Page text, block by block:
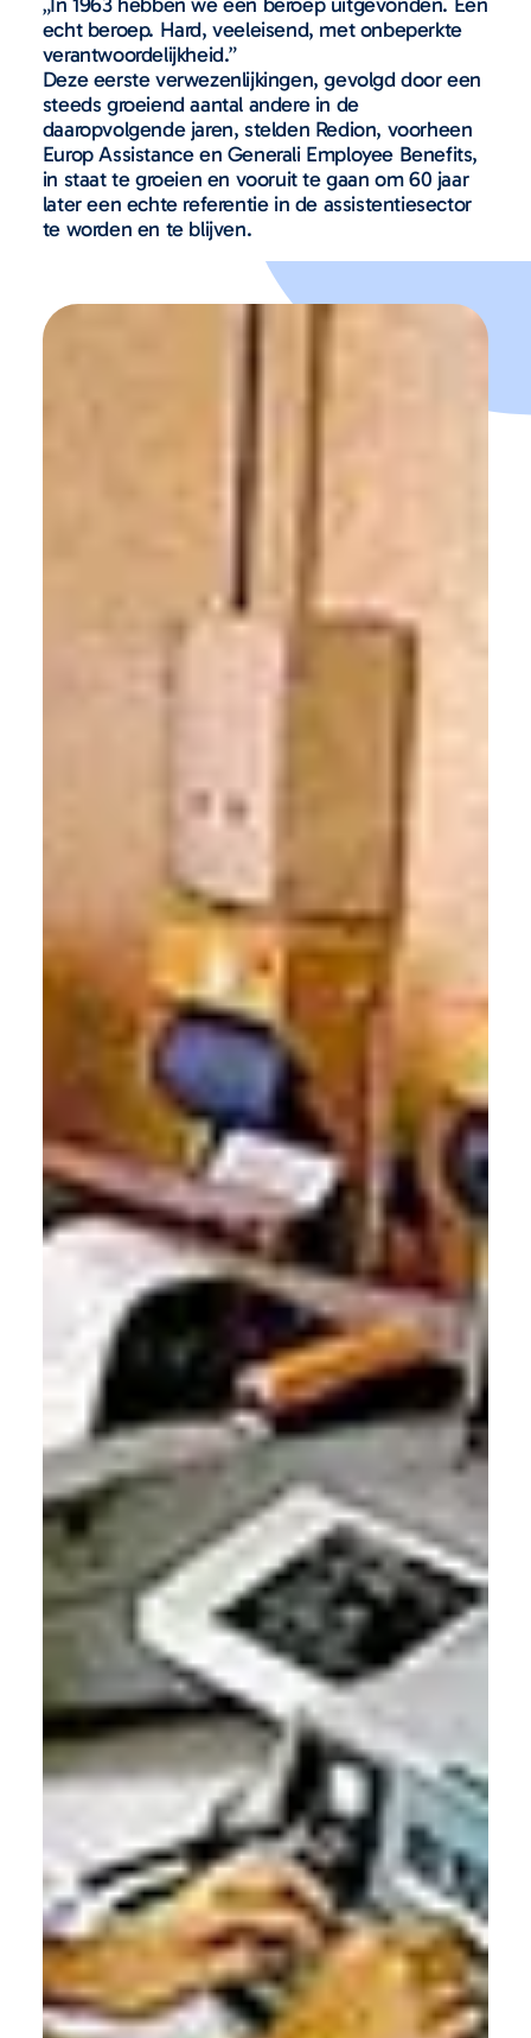
echt beroep. Hard, veeleisend, met onbeperkte
verantwoordelijkheid.”
Deze eerste verwezenlijkingen, gevolgd door een
steeds groeiend aantal andere in de
daaropvolgende jaren, stelden Redion, voorheen
Europ Assistance en Generali Employee Benefits,
in staat te groeien en vooruit te gaan om 60 jaar
later een echte referentie in de assistentiesector
te worden en te blijven.